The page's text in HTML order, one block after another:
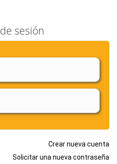
sesión
Crear nueva cuenta
Solicitar una nueva contraseña